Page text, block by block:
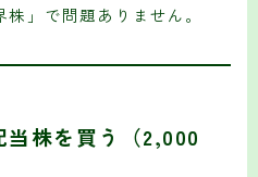
」で問題ありません。
株を買う（2,000